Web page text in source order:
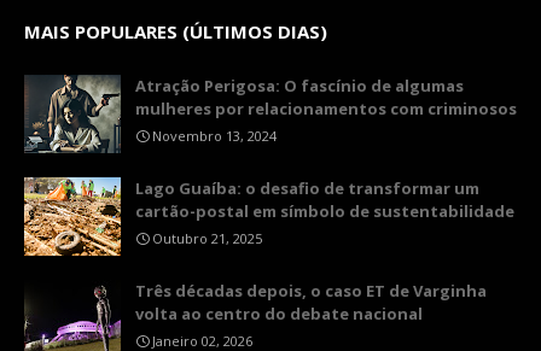
MAIS POPULARES (ÚLTIMOS DIAS)
Atração Perigosa: O fascínio de algumas
mulheres por relacionamentos com criminosos
Novembro 13, 2024
Lago Guaíba: o desafio de transformar um
cartão-postal em símbolo de sustentabilidade
Outubro 21, 2025
Três décadas depois, o caso ET de Varginha
volta ao centro do debate nacional
Janeiro 02, 2026